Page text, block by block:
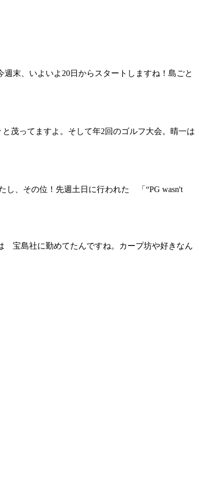
末、いよいよ20日からスタートしますね！島ごと
茂ってますよ。そして年2回のゴルフ大会。晴一は
し、その位！先週土日に行われた 「“PG wasn't
宝島社に勤めてたんですね。カープ坊や好きなん